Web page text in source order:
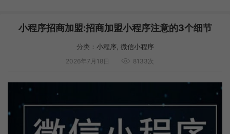
小程序招商加盟:招商加盟小程序注意的3个细节
分类： 小程序 微信小程序
2026年7月18日 8133次